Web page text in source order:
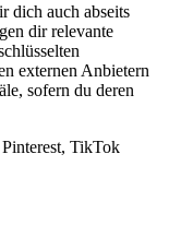
dich auch abseits
dir relevante
externen Anbietern
sofern du deren
TikTok